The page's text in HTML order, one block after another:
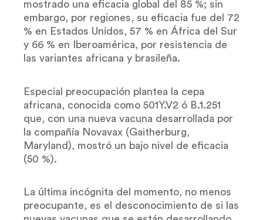
mostrado una eficacia global del 85 %; sin
embargo, por regiones, su eficacia fue del 72
% en Estados Unidos, 57 % en África del Sur
y 66 % en Iberoamérica, por resistencia de
las variantes africana y brasileña.
Especial preocupación plantea la cepa
africana, conocida como 501Y.V2 ó B.1.251
que, con una nueva vacuna desarrollada por
la compañía Novavax (Gaitherburg,
Maryland), mostró un bajo nivel de eficacia
(50 %).
La última incógnita del momento, no menos
preocupante, es el desconocimiento de si las